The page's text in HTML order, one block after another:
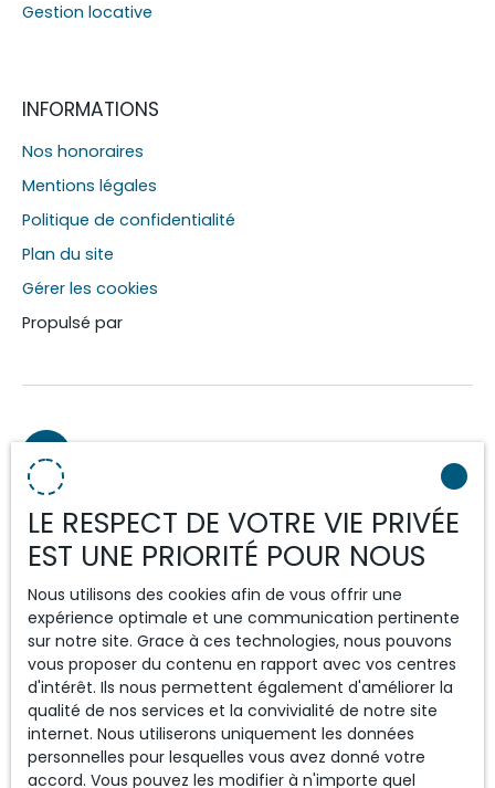
Gestion locative
INFORMATIONS
Nos honoraires
Mentions légales
Politique de confidentialité
Plan du site
Gérer les cookies
Propulsé par
+33 4 56 81 80 12
50 rue du Môle
74930 Reignier-Ésery
LE RESPECT DE VOTRE VIE PRIVÉE
EST UNE PRIORITÉ POUR NOUS
Nous utilisons des cookies afin de vous offrir une
expérience optimale et une communication pertinente
sur notre site. Grace à ces technologies, nous pouvons
vous proposer du contenu en rapport avec vos centres
d'intérêt. Ils nous permettent également d'améliorer la
qualité de nos services et la convivialité de notre site
internet. Nous utiliserons uniquement les données
personnelles pour lesquelles vous avez donné votre
accord. Vous pouvez les modifier à n'importe quel